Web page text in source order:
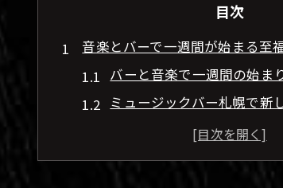
目次
音楽とバーで一週間が始まる至
バーと音楽で一週間の始ま
ミュージックバー札幌で新
すすきので味わう音楽バー
DJバーで気持ちよく週明け